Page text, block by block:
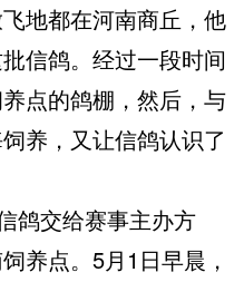
地都在河南商丘，他
信鸽。经过一段时间
点的鸽棚，然后，与
养，又让信鸽认识了
交给赛事主办方
养点。5月1日早晨，